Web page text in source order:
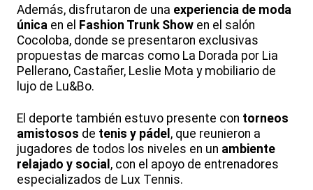
Además, disfrutaron de una experiencia de moda
única en el Fashion Trunk Show en el salón
Cocoloba, donde se presentaron exclusivas
propuestas de marcas como La Dorada por Lia
Pellerano, Castañer, Leslie Mota y mobiliario de
lujo de Lu&Bo.
El deporte también estuvo presente con torneos
amistosos de tenis y pádel , que reunieron a
jugadores de todos los niveles en un ambiente
relajado y social , con el apoyo de entrenadores
especializados de Lux Tennis.